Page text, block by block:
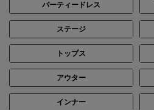
パーティードレス
ステージ
トップス
アウター
インナー